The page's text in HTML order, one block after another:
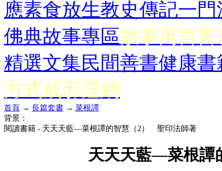
應素食放生教史傳記一門
佛典故事專區故事寓言書
精選文集民間善書健康書
方式戒邪淫網
首頁 → 長篇套書 → 菜根譚
背景：
閱讀書籍 - 天天天藍—菜根譚的智慧（2） 聖印法師著
天天天藍—菜根